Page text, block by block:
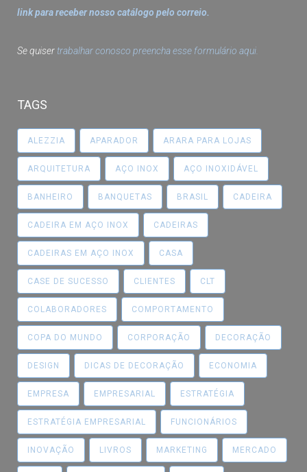
link para receber nosso catálogo pelo correio.
Se quisertrabalhar conosco preencha esse formulário aqui.
TAGS
ALEZZIA APARADOR ARARA PARA LOJAS
ARQUITETURA AÇO INOX AÇO INOXIDÁVEL
BANHEIRO BANQUETAS BRASIL CADEIRA
CADEIRA EM AÇO INOX CADEIRAS
CADEIRAS EM AÇO INOX CASA
CASE DE SUCESSO CLIENTES CLT
COLABORADORES COMPORTAMENTO
COPA DO MUNDO CORPORAÇÃO DECORAÇÃO
DESIGN DICAS DE DECORAÇÃO ECONOMIA
EMPRESA EMPRESARIAL ESTRATÉGIA
ESTRATÉGIA EMPRESARIAL FUNCIONÁRIOS
INOVAÇÃO LIVROS MARKETING MERCADO